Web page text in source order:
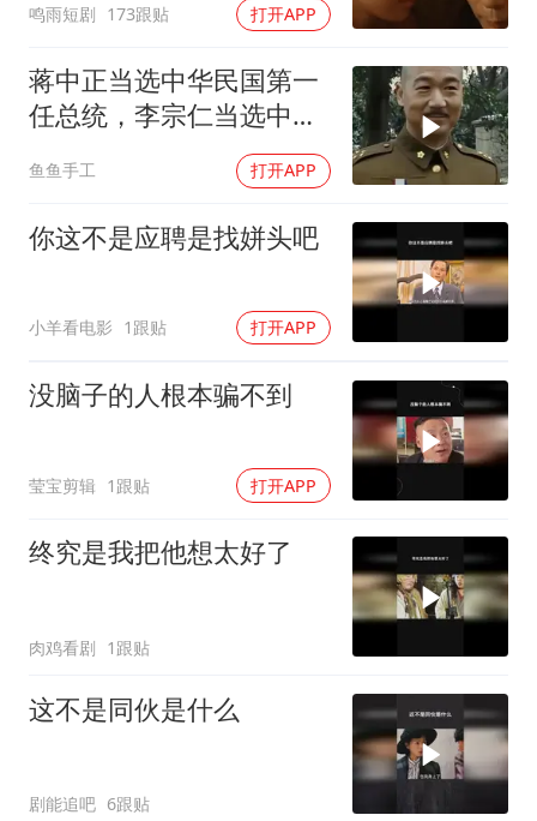
我国外贸延续良好增长态势
夯实基础开新局
鸣雨短剧 173跟贴 打开APP
蒋中正当选中华民国第一
任总统，李宗仁当选中华
鱼鱼手工 打开APP
你这不是应聘是找姘头吧
小羊看电影 1跟贴 打开APP
没脑子的人根本骗不到
莹宝剪辑 1跟贴 打开APP
终究是我把他想太好了
肉鸡看剧 1跟贴
这不是同伙是什么
剧能追吧 6跟贴